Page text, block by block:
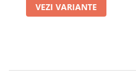
VEZI VARIANTE